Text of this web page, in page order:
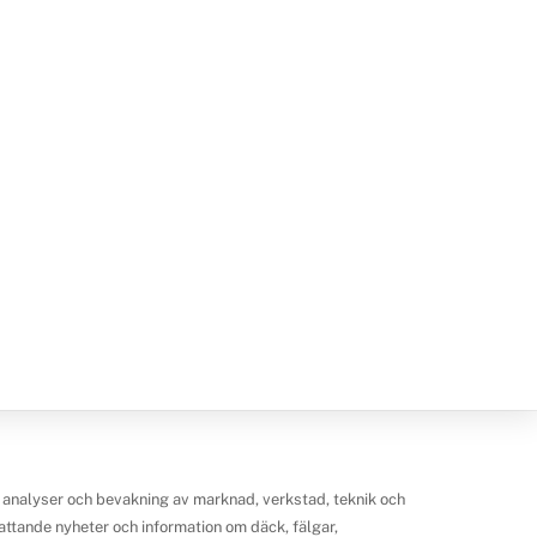
och bevakning av marknad, verkstad, teknik och
nyheter och information om däck, fälgar,